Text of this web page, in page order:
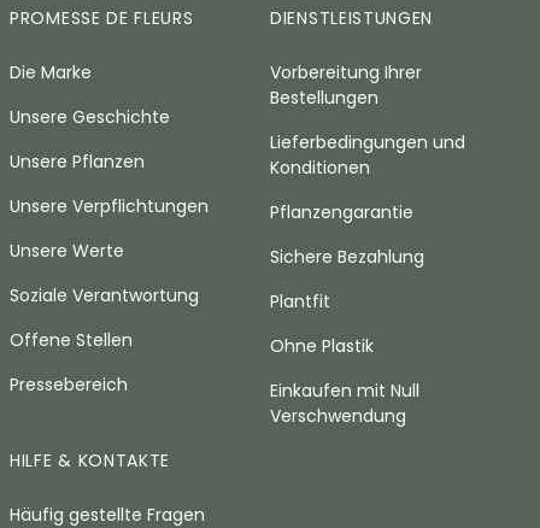
PROMESSE DE FLEURS
Die Marke
Unsere Geschichte
Unsere Pflanzen
Unsere Verpflichtungen
Unsere Werte
Soziale Verantwortung
Offene Stellen
Pressebereich
DIENSTLEISTUNGEN
Vorbereitung Ihrer
Bestellungen
Lieferbedingungen und
Konditionen
Pflanzengarantie
Sichere Bezahlung
Plantfit
Ohne Plastik
Einkaufen mit Null
Verschwendung
HILFE & KONTAKTE
Häufig gestellte Fragen